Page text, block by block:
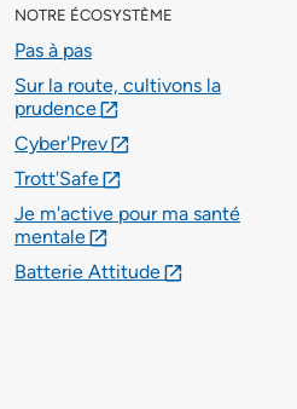
NOTRE ÉCOSYSTÈME
Pas à pas
Sur la route, cultivons la
prudence lien externe
Cyber'Prev lien externe
Trott'Safe lien externe
Je m'active pour ma santé
mentale lien externe
Batterie Attitude lien externe